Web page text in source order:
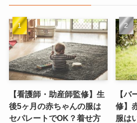
【看護師・助産師監修】生
後5ヶ月の赤ちゃんの服は
セパレートでOK？着せ方
【バ
修】
服は